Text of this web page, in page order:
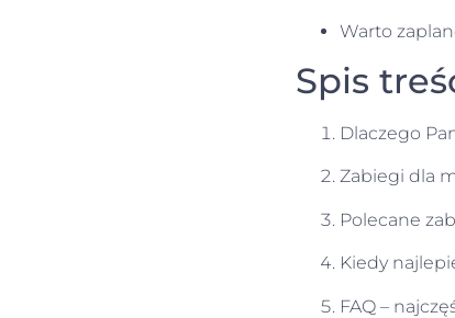
Warto
Spis
Dlaczego
Zabiegi dla
Polecane
Kiedy
FAQ –